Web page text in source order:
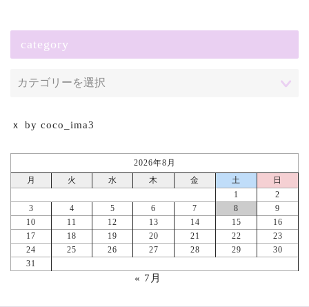
category
ｘ by coco_ima3
2026年8月
月
火 水 木 金 土
日
1
2
3
4 5 6 7 8
9
10
11 12 13 14 15
16
17
18 19 20 21 22
23
24
25 26 27 28 29
30
31
« 7月